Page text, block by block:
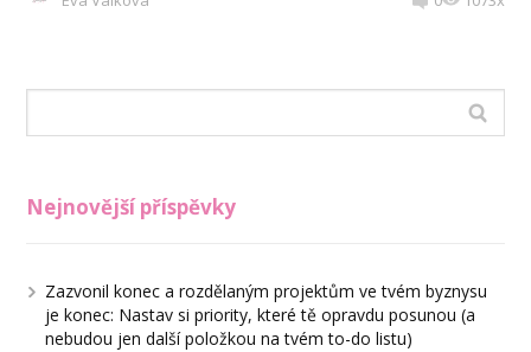
Nejnovější příspěvky
Zazvonil konec a rozdělaným projektům ve tvém byznysu
je konec: Nastav si priority, které tě opravdu posunou (a
nebudou jen další položkou na tvém to-do listu)